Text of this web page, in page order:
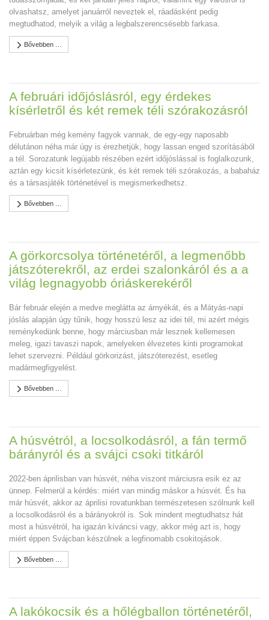
olvashatsz, amelyet januárról neveztek el, ráadásként pedig
megtudhatod, melyik a világ a legbalszerencsésebb farkasa.
Bővebben …
A februári időjóslásról, egy érdekes
kísérletről és két remek téli szórakozásról
Februárban még kemény fagyok vannak, de egy-egy naposabb
délutánon néha már úgy is érezhetjük, hogy lassan enged szorításából
a tél. Sorozatunk legújabb részében ezért időjóslással is foglalkozunk,
aztán egy kicsit kísérletezünk, és két remek téli szórakozás, a babaház
és a társasjáték történetével is megismerkedhetsz.
Bővebben …
A görkorcsolya történetéről, a legmenőbb
játszóterekről, az erdei szalonkáról és a a
világ legnagyobb óriáskerekéről
Bár február elején a medve meglátta az árnyékát, és a Mátyás-napi
jóslás alapján úgy tűnik, hogy hosszú lesz az idei tél, mi azért mégis
reménykedünk benne, hogy márciusban már lesznek kellemesen
meleg, igazi tavaszi napok, amelyeken élvezetes kinti programokat
lehet szervezni. Például görkorizást, játszóterezést, esetleg
madármegfigyelést.
Bővebben …
A húsvétról, a locsolkodásról, a fán termő
bárányról és a svájci csoki titkáról
2022-ben áprilisban van húsvét, néha viszont márciusra esik ez az
ünnep. Felmerül a kérdés: miért van mindig máskor a húsvét. És ha
már húsvét, akkor az áprilisi rovatunkban természetesen szólnunk kell
a locsolkodásról és a bárányokról is. Sok mindent megtudhatsz hát
most a húsvétról, ha igazán kíváncsi vagy, akkor még azt is, hogy
miért éppen Svájcban készülnek a legfinomabb csokitojások.
Bővebben …
A lakókocsik és a hőlégballon történetéről,